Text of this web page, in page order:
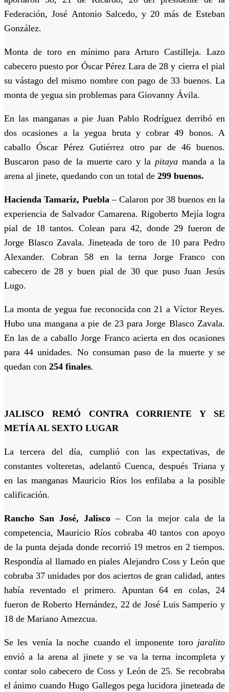
Federación, José Antonio Salcedo, y 20 más de Esteban
González.
Monta de toro en mínimo para Arturo Castilleja. Lazo
cabecero puesto por Óscar Pérez Lara de 28 y cierra el pial
su vástago del mismo nombre con pago de 33 buenos. La
monta de yegua sin problemas para Giovanny Ávila.
En las manganas a pie Juan Pablo Rodríguez derribó en
dos ocasiones a la yegua bruta y cobrar 49 bonos. A
caballo Óscar Pérez Gutiérrez otro par de 46 buenos.
Buscaron paso de la muerte caro y lapitaya manda a la
arena al jinete, quedando con un total de 299 buenos.
Hacienda Tamariz, Puebla– Calaron por 38 buenos en la
experiencia de Salvador Camarena. Rigoberto Mejía logra
pial de 18 tantos. Colean para 42, donde 29 fueron de
Jorge Blasco Zavala. Jineteada de toro de 10 para Pedro
Alexander. Cobran 58 en la terna Jorge Franco con
cabecero de 28 y buen pial de 30 que puso Juan Jesús
Lugo.
La monta de yegua fue reconocida con 21 a Víctor Reyes.
Hubo una mangana a pie de 23 para Jorge Blasco Zavala.
En las de a caballo Jorge Franco acierta en dos ocasiones
para 44 unidades. No consuman paso de la muerte y se
quedan con 254 finales.
JALISCO REMÓ CONTRA CORRIENTE Y SE
METÍA AL SEXTO LUGAR
La tercera del día, cumplió con las expectativas, de
constantes volteretas, adelantó Cuenca, después Triana y
en las manganas Mauricio Ríos los enfilaba a la posible
calificación.
Rancho San José, Jalisco – Con la mejor cala de la
competencia, Mauricio Ríos cobraba 40 tantos con apoyo
de la punta dejada donde recorrió 19 metros en 2 tiempos.
Respondía al llamado en piales Alejandro Coss y León que
cobraba 37 unidades por dos aciertos de gran calidad, antes
había reventado el primero. Apuntan 64 en colas, 24
fueron de Roberto Hernández, 22 de José Luis Samperio y
18 de Mariano Amezcua.
Se les venía la noche cuando el imponente toro jaralito
envió a la arena al jinete y se va la terna incompleta y
contar solo cabecero de Coss y León de 25. Se recobraba
el ánimo cuando Hugo Gallegos pega lucidora jineteada de